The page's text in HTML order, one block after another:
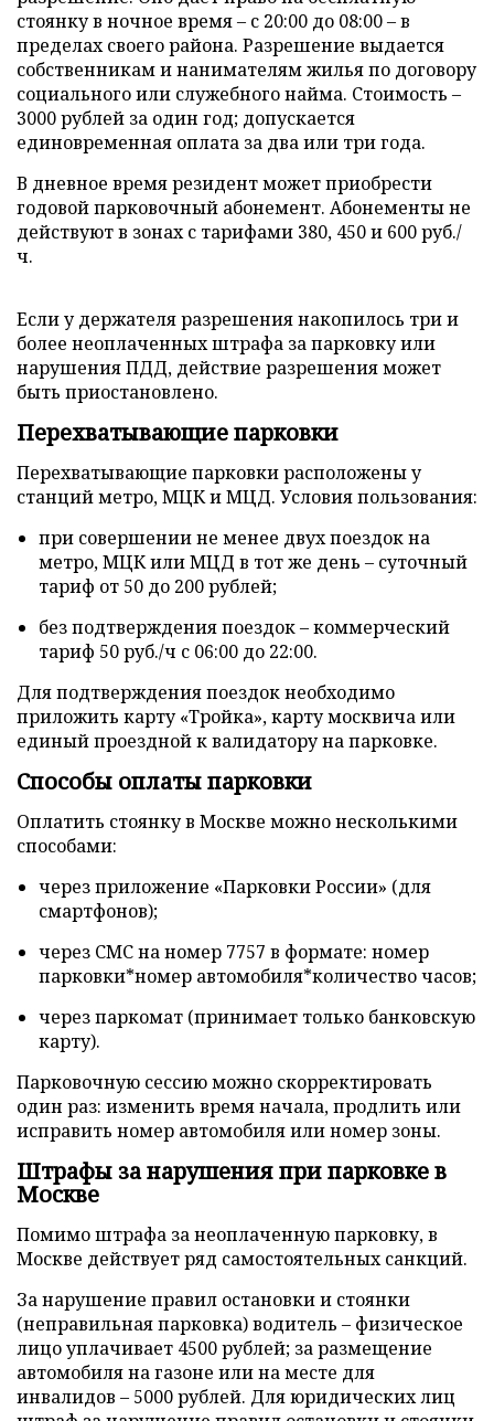
стоянку в ночное время – с 20:00 до 08:00 – в
пределах своего района. Разрешение выдается
собственникам и нанимателям жилья по договору
социального или служебного найма. Стоимость –
3000 рублей за один год; допускается
единовременная оплата за два или три года.
В дневное время резидент может приобрести
годовой парковочный абонемент. Абонементы не
действуют в зонах с тарифами 380, 450 и 600 руб./
ч.
Если у держателя разрешения накопилось три и
более неоплаченных штрафа за парковку или
нарушения ПДД, действие разрешения может
быть приостановлено.
Перехватывающие парковки
Перехватывающие парковки расположены у
станций метро, МЦК и МЦД. Условия пользования:
при совершении не менее двух поездок на
метро, МЦК или МЦД в тот же день – суточный
тариф от 50 до 200 рублей;
без подтверждения поездок – коммерческий
тариф 50 руб./ч с 06:00 до 22:00.
Для подтверждения поездок необходимо
приложить карту «Тройка», карту москвича или
единый проездной к валидатору на парковке.
Способы оплаты парковки
Оплатить стоянку в Москве можно несколькими
способами:
через приложение «Парковки России» (для
смартфонов);
через СМС на номер 7757 в формате: номер
парковки*номер автомобиля*количество часов;
через паркомат (принимает только банковскую
карту).
Парковочную сессию можно скорректировать
один раз: изменить время начала, продлить или
исправить номер автомобиля или номер зоны.
Штрафы за нарушения при парковке в
Москве
Помимо штрафа за неоплаченную парковку, в
Москве действует ряд самостоятельных санкций.
За нарушение правил остановки и стоянки
(неправильная парковка) водитель – физическое
лицо уплачивает 4500 рублей; за размещение
автомобиля на газоне или на месте для
инвалидов – 5000 рублей. Для юридических лиц